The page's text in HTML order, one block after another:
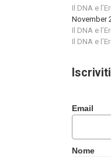
Il DNA e
November
Il DNA e
Il DNA e
Email
Nome